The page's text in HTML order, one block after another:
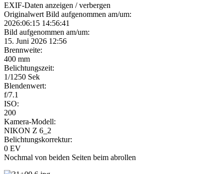
EXIF-Daten anzeigen / verbergen
Originalwert Bild aufgenommen am/um:
2026:06:15 14:56:41
Bild aufgenommen am/um:
15. Juni 2026 12:56
Brennweite:
400 mm
Belichtungszeit:
1/1250 Sek
Blendenwert:
f/7.1
ISO:
200
Kamera-Modell:
NIKON Z 6_2
Belichtungskorrektur:
0 EV
Nochmal von beiden Seiten beim abrollen